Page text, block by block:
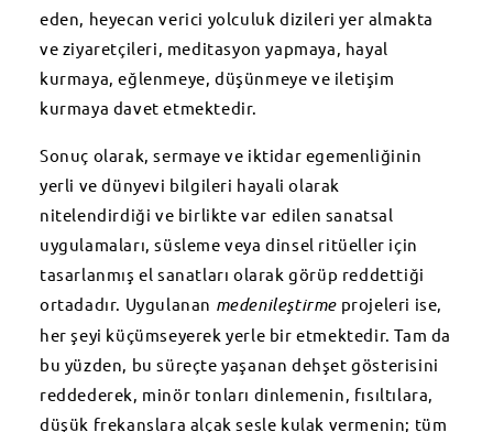
eden, heyecan verici yolculuk dizileri yer almakta
ve ziyaretçileri, meditasyon yapmaya, hayal
kurmaya, eğlenmeye, düşünmeye ve iletişim
kurmaya davet etmektedir.
Sonuç olarak, sermaye ve iktidar egemenliğinin
yerli ve dünyevi bilgileri hayali olarak
nitelendirdiği ve birlikte var edilen sanatsal
uygulamaları, süsleme veya dinsel ritüeller için
tasarlanmış el sanatları olarak görüp reddettiği
ortadadır. Uygulanan medenileştirme projeleri ise,
her şeyi küçümseyerek yerle bir etmektedir. Tam da
bu yüzden, bu süreçte yaşanan dehşet gösterisini
reddederek, minör tonları dinlemenin, fısıltılara,
düşük frekanslara alçak sesle kulak vermenin; tüm